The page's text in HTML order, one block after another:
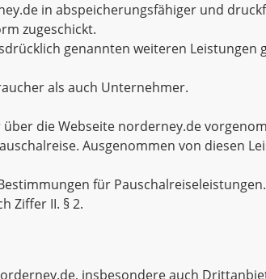
in abspeicherungsfähiger und
zugeschickt.
genannten weiteren Leistungen
als auch Unternehmer.
die Webseite norderney.de
Ausgenommen von diesen
für Pauschalreiseleistungen.
Ziffer II. § 2.
insbesondere auch